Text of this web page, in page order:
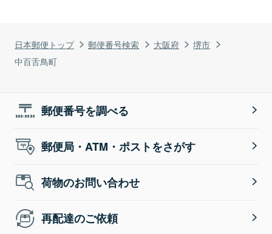
日本郵便トップ 郵便番号検索 大阪府
堺市
中百舌鳥町
郵便番号を調べる
郵便局・ATM・ポストをさがす
荷物のお問い合わせ
再配達のご依頼